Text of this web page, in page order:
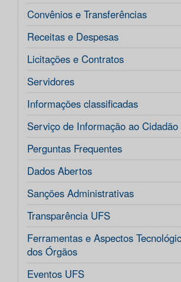
Convênios e Transferências
Receitas e Despesas
Licitações e Contratos
Servidores
Informações classificadas
Serviço de Informação ao
Perguntas Frequentes
Dados Abertos
Sanções Administrativas
Transparência UFS
Ferramentas e Aspectos
dos Órgãos
Eventos UFS